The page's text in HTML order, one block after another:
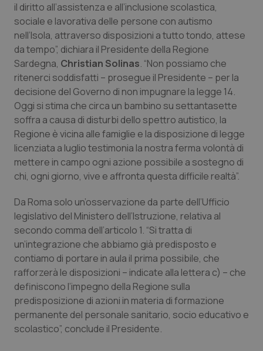
Lombardia
Marche
Molise
Piemonte
Provincia Autonoma di Bolzano
Provincia Autonoma di Trento
Puglia
Sardegna
Sicilia
Toscana
Umbria
Dolore
Donna & Salute
Epatiti
HIV
Infezioni & Febbre
Ipertensione & Scompenso
Malattie rare
Malattia di Crohn & Rettocolite Ulcerosa
Neuroscienze & patologie neurodegenerative
Obesità
Oftalmologia
il diritto all’assistenza e all’inclusione scolastica,
sociale e lavorativa delle persone con autismo
nell’Isola, attraverso disposizioni a tutto tondo, attese
da tempo”, dichiara il Presidente della Regione
Sardegna, Christian Solinas. “Non possiamo che
ritenerci soddisfatti – prosegue il Presidente – per la
decisione del Governo di non impugnare la legge 14.
Oggi si stima che circa un bambino su settantasette
soffra a causa di disturbi dello spettro autistico, la
Regione è vicina alle famiglie e la disposizione di legge
licenziata a luglio testimonia la nostra ferma volontà di
mettere in campo ogni azione possibile a sostegno di
chi, ogni giorno, vive e affronta questa difficile realtà”.
Da Roma solo un’osservazione da parte dell’Ufficio
legislativo del Ministero dell’Istruzione, relativa al
secondo comma dell’articolo 1. “Si tratta di
un’integrazione che abbiamo già predisposto e
contiamo di portare in aula il prima possibile, che
rafforzerà le disposizioni – indicate alla lettera c) – che
definiscono l’impegno della Regione sulla
predisposizione di azioni in materia di formazione
permanente del personale sanitario, socio educativo e
scolastico”, conclude il Presidente.